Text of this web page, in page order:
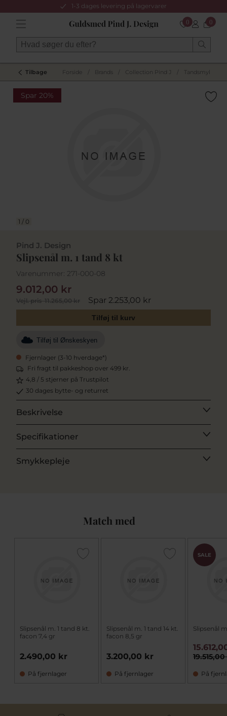
1-3 dages levering på lagervarer
0 0
Tilbage Forside Brands Collection Pind J Tandsmykker
Spar 20%
1 / 0
Pind J. Design
Slipsenål m. 1 tand 8 kt
Varenummer: 271-000-08
Vejl. pris11.265,00 kr Spar 2.253,00 kr
9.012,00 kr
Tilføj til kurv
Tilføj til Ønskeskyen
Fjernlager (3-10 hverdage*)
Fri fragt til pakkeshop over 499 kr.
4,8 / 5 stjerner på Trustpilot
30 dages bytte- og returret
Beskrivelse
Specifikationer
Smykkepleje
Match med
Slipsenål m. 1 tand 8 kt.
facon 7,4 gr
2.490,00 kr
På fjernlager
Slipsenål m. 1 tand 14 kt.
facon 8,5 gr
3.200,00 kr
På fjernlager
SALE
Slipsenål
På